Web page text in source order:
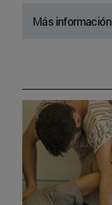
Más información